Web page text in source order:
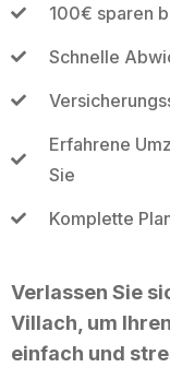
100€ sparen
Schnelle
Erfahrene
Sie
Komplette
Verlassen Sie
Villach, um
einfach und